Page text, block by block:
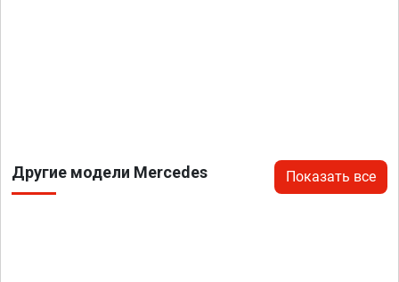
Другие модели Mercedes Показать все